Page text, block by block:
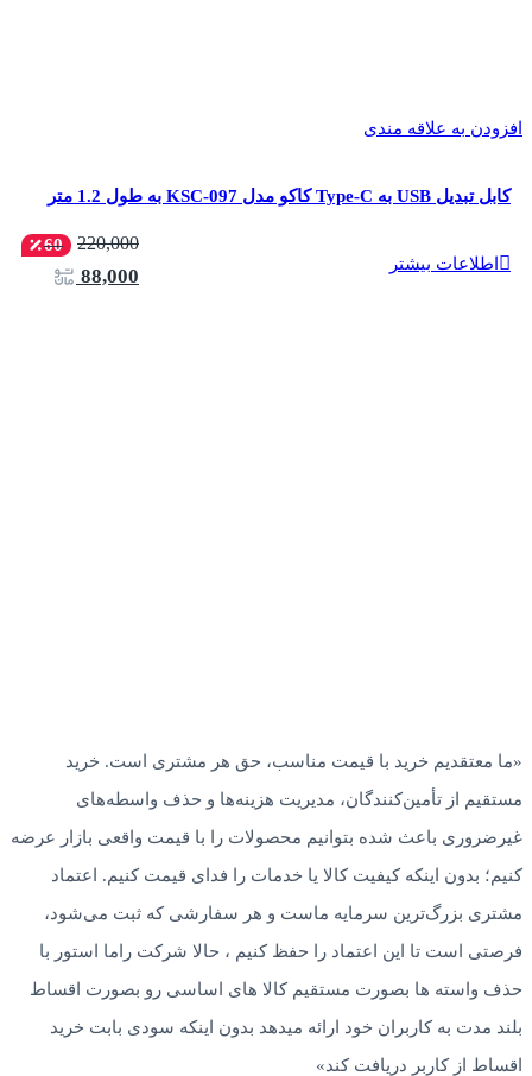
افزودن به علاقه مندی
کابل تبدیل USB به Type-C کاکو مدل KSC-097 به طول 1.2 متر
اطلاعات بیشتر
220,000
60
88,000
«ما معتقدیم خرید با قیمت مناسب، حق هر مشتری است. خرید
مستقیم از تأمین‌کنندگان، مدیریت هزینه‌ها و حذف واسطه‌های
غیرضروری باعث شده بتوانیم محصولات را با قیمت واقعی بازار عرضه
کنیم؛ بدون اینکه کیفیت کالا یا خدمات را فدای قیمت کنیم. اعتماد
مشتری بزرگ‌ترین سرمایه ماست و هر سفارشی که ثبت می‌شود،
فرصتی است تا این اعتماد را حفظ کنیم ، حالا شرکت راما استور با
حذف واسته ها بصورت مستقیم کالا های اساسی رو بصورت اقساط
بلند مدت به کاربران خود ارائه میدهد بدون اینکه سودی بابت خرید
اقساط از کاربر دریافت کند»